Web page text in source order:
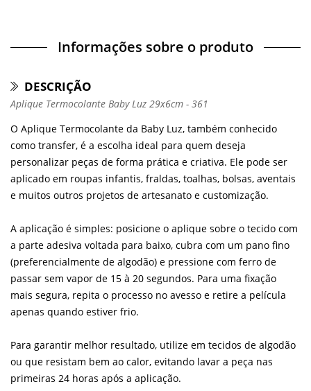
Informações sobre o produto
DESCRIÇÃO
Aplique Termocolante Baby Luz 29x6cm - 361
O Aplique Termocolante da Baby Luz, também conhecido
como transfer, é a escolha ideal para quem deseja
personalizar peças de forma prática e criativa. Ele pode ser
aplicado em roupas infantis, fraldas, toalhas, bolsas, aventais
e muitos outros projetos de artesanato e customização.
A aplicação é simples: posicione o aplique sobre o tecido com
a parte adesiva voltada para baixo, cubra com um pano fino
(preferencialmente de algodão) e pressione com ferro de
passar sem vapor de 15 à 20 segundos. Para uma fixação
mais segura, repita o processo no avesso e retire a película
apenas quando estiver frio.
Para garantir melhor resultado, utilize em tecidos de algodão
ou que resistam bem ao calor, evitando lavar a peça nas
primeiras 24 horas após a aplicação.